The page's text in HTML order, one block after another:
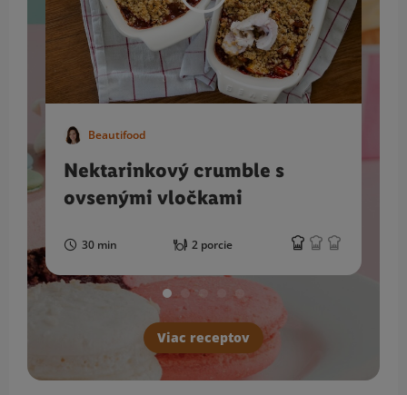
Beautifood
Nektarinkový crumble s
ovsenými vločkami
30 min 2 porcie
Viac receptov